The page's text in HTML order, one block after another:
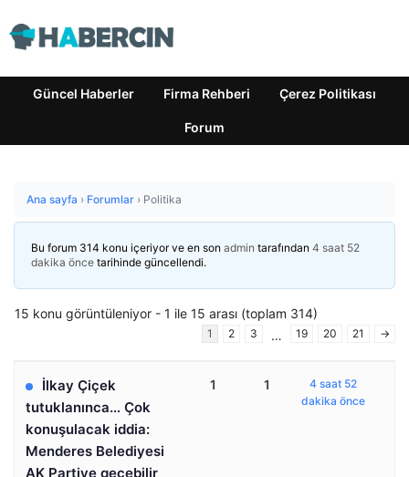
Güncel Haberler Firma Rehberi Çerez Politikası
Forum
Ana sayfa › Forumlar › Politika
Bu forum 314 konu içeriyor ve en son admin tarafından 4 saat 52
dakika önce tarihinde güncellendi.
15 konu görüntüleniyor - 1 ile 15 arası (toplam 314)
1 2 3 … 19 20 21 →
İlkay Çiçek
tutuklanınca… Çok
konuşulacak iddia:
Menderes Belediyesi
AK Partiye geçebilir
1 1
4 saat 52
dakika önce